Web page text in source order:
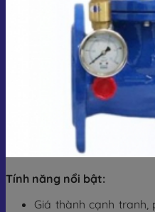
Tính năng nổi bật:
Giá thành cạnh